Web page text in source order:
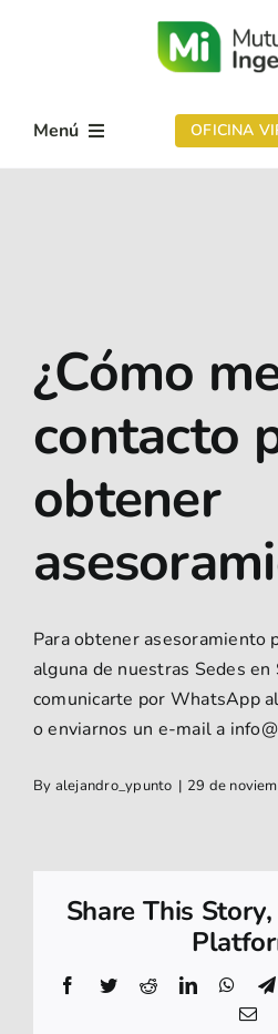
Menú
Noticias
Beneficios
Asociate
Partners
OFICINA
¿Cómo
contacto
obtener
Para obtener asesoramiento
alguna de nuestras Sedes en
comunicarte por WhatsApp al
o enviarnos un e-mail a
By alejandro_ypunto | 29 de
Share This
Facebook
TwitterRedditLinkedIn